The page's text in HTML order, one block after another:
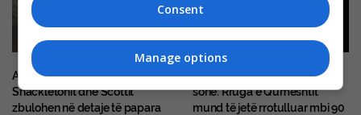
Anijet e humbura të
Shackletonit dhe Scottit
zbulohen në detaje të papara
Rruga e trazuar e galaktikës
sonë: Rruga e Qumështit
mund të jetë rrotulluar mbi 90
Consent
Manage options